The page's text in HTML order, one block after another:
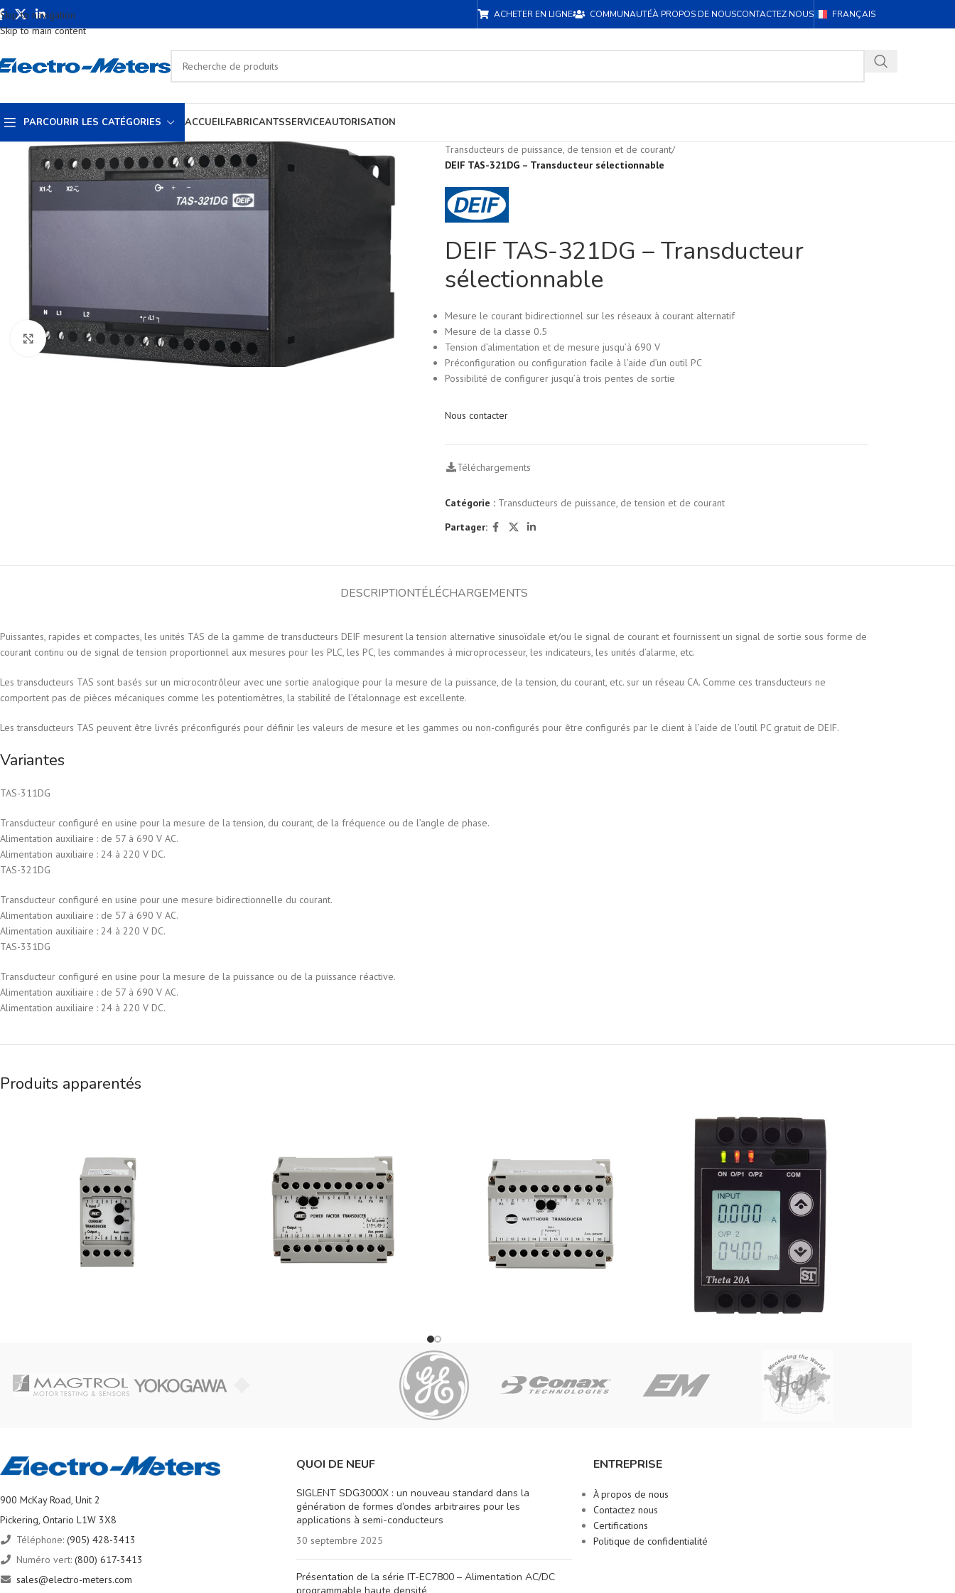
Skip to navigation
Skip to main content
ACHETER EN LIGNE COMMUNAUTÉÀ PROPOS DE NOUSCONTACTEZ NOUS FRANÇAIS
PARCOURIR LES CATÉGORIES ACCUEILFABRICANTSSERVICEAUTORISATION
Cliquez pour agrandir
Transducteurs de puissance, de tension et de courant/
DEIF TAS-321DG – Transducteur sélectionnable
DEIF TAS-321DG – Transducteur
sélectionnable
Mesure le courant bidirectionnel sur les réseaux à courant alternatif
Mesure de la classe 0.5
Tension d’alimentation et de mesure jusqu’à 690 V
Préconfiguration ou configuration facile à l’aide d’un outil PC
Possibilité de configurer jusqu’à trois pentes de sortie
Nous contacter
Téléchargements
Catégorie : Transducteurs de puissance, de tension et de courant
Partager:
DESCRIPTIONTÉLÉCHARGEMENTS
Puissantes, rapides et compactes, les unités TAS de la gamme de transducteurs DEIF mesurent la tension alternative sinusoïdale et/ou le signal de courant et fournissent un signal de sortie sous forme de
courant continu ou de signal de tension proportionnel aux mesures pour les PLC, les PC, les commandes à microprocesseur, les indicateurs, les unités d’alarme, etc.
Les transducteurs TAS sont basés sur un microcontrôleur avec une sortie analogique pour la mesure de la puissance, de la tension, du courant, etc. sur un réseau CA. Comme ces transducteurs ne
comportent pas de pièces mécaniques comme les potentiomètres, la stabilité de l’étalonnage est excellente.
Les transducteurs TAS peuvent être livrés préconfigurés pour définir les valeurs de mesure et les gammes ou non-configurés pour être configurés par le client à l’aide de l’outil PC gratuit de DEIF.
Variantes
TAS-311DG
Transducteur configuré en usine pour la mesure de la tension, du courant, de la fréquence ou de l’angle de phase.
Alimentation auxiliaire : de 57 à 690 V AC.
Alimentation auxiliaire : 24 à 220 V DC.
TAS-321DG
Transducteur configuré en usine pour une mesure bidirectionnelle du courant.
Alimentation auxiliaire : de 57 à 690 V AC.
Alimentation auxiliaire : 24 à 220 V DC.
TAS-331DG
Transducteur configuré en usine pour la mesure de la puissance ou de la puissance réactive.
Alimentation auxiliaire : de 57 à 690 V AC.
Alimentation auxiliaire : 24 à 220 V DC.
Produits apparentés
900 McKay Road, Unit 2
Pickering, Ontario L1W 3X8
Téléphone: (905) 428-3413
Numéro vert: (800) 617-3413
sales@electro-meters.com
QUOI DE NEUF
SIGLENT SDG3000X : un nouveau standard dans la
génération de formes d’ondes arbitraires pour les
applications à semi-conducteurs
30 septembre 2025
Présentation de la série IT-EC7800 – Alimentation AC/DC
ENTREPRISE
À propos de nous
Contactez nous
Certifications
Politique de confidentialité